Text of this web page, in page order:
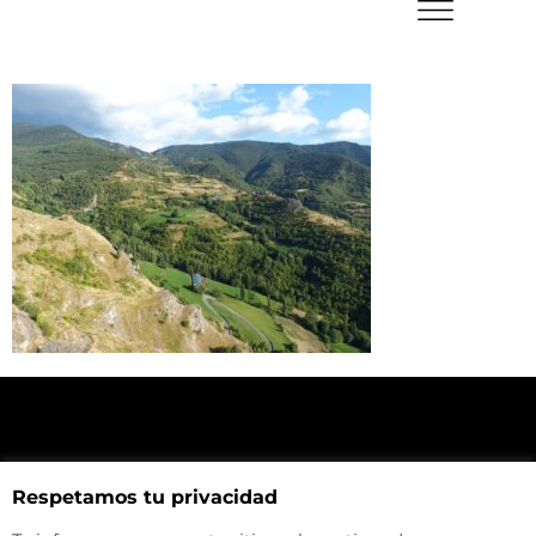
Haz click aquí y mira como llegar a la tienda
Respetamos tu privacidad